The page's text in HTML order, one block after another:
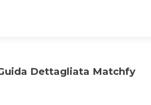
Dettagliata Matchfy